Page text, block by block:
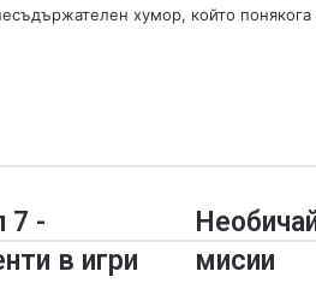
хумор, който понякога
7 -
в игри
Н
е
о
мисии